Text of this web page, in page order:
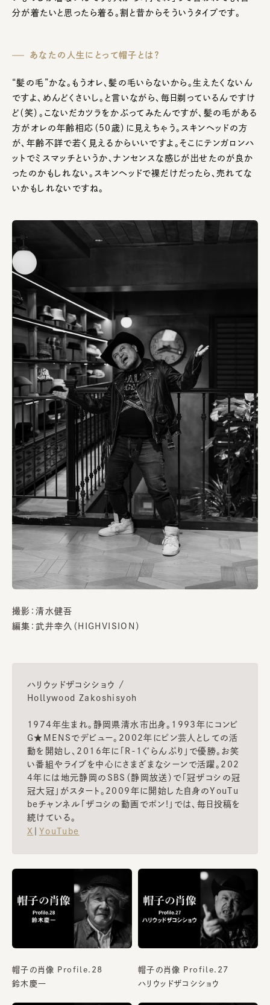
分が着たいと思ったら着る。割と昔からそういうタイプです。
あなたの人生にとって帽子とは？
“髪の毛”かな。もうオレ、髪の毛いらないから。生えたくないん
ですよ、めんどくさいし。と言いながら、毎日剃っているんですけ
ど（笑）。こないだカツラをかぶってみたんですが、髪の毛がある
方がオレの年齢相応（50歳）に見えちゃう。スキンヘッドの方
が、年齢不詳で若く見えるからいいですよ。そこにテンガロンハ
ットでミスマッチというか、ナンセンスな感じが出せたのが良か
ったのかもしれない。スキンヘッドで裸だけだったら、売れてな
いかもしれないですね。
撮影：清水健吾
編集：武井幸久（HIGHVISION）
ハリウッドザコシショウ /
Hollywood Zakoshisyoh
1974年生まれ。静岡県清水市出身。1993年にコンビ
G★MENSでデビュー。2002年にピン芸人としての活
動を開始し、2016年に「R-1ぐらんぷり」で優勝。お笑
い番組やライブを中心にさまざまなシーンで活躍。202
4年には地元静岡のSBS（静岡放送）で「冠ザコシの冠
冠大冠」がスタート。2009年に開始した自身のYouTu
beチャンネル「ザコシの動画でポン!」では、毎日投稿を
続けている。
X
YouTube
帽子の肖像 Profile.28
鈴木慶一
帽子の肖像 Profile.27
ハリウッドザコシショウ